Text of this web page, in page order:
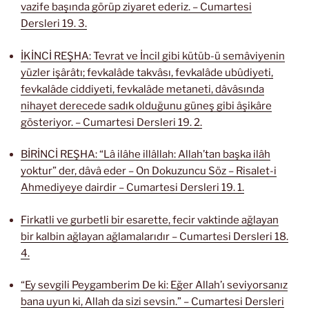
vazife başında görüp ziyaret ederiz. – Cumartesi
Dersleri 19. 3.
İKİNCİ REŞHA: Tevrat ve İncil gibi kütüb-ü semâviyenin
yüzler işârâtı; fevkalâde takvâsı, fevkalâde ubûdiyeti,
fevkalâde ciddiyeti, fevkalâde metaneti, dâvâsında
nihayet derecede sadık olduğunu güneş gibi âşikâre
gösteriyor. – Cumartesi Dersleri 19. 2.
BİRİNCİ REŞHA: “Lâ ilâhe illâllah: Allah’tan başka ilâh
yoktur” der, dâvâ eder – On Dokuzuncu Söz – Risalet-i
Ahmediyeye dairdir – Cumartesi Dersleri 19. 1.
Firkatli ve gurbetli bir esarette, fecir vaktinde ağlayan
bir kalbin ağlayan ağlamalarıdır – Cumartesi Dersleri 18.
4.
“Ey sevgili Peygamberim De ki: Eğer Allah’ı seviyorsanız
bana uyun ki, Allah da sizi sevsin.” – Cumartesi Dersleri